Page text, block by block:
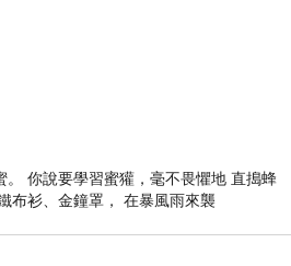
。 你說要學習蜜獾，毫不畏懼地 直搗蜂
布衫、金鐘罩， 在暴風雨來襲